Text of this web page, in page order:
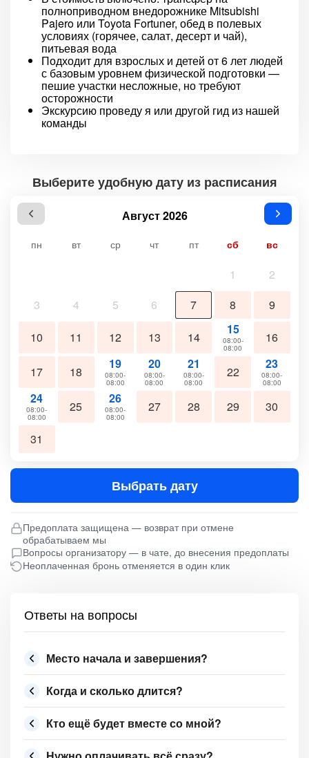
полноприводном внедорожнике Mitsubishi
Pajero или Toyota Fortuner, обед в полевых
условиях (горячее, салат, десерт и чай),
питьевая вода
Подходит для взрослых и детей от 6 лет людей
с базовым уровнем физической подготовки —
пешие участки несложные, но требуют
осторожности
Экскурсию проведу я или другой гид из нашей
команды
Выберите удобную дату из расписания
Август 2026
пн вт ср чт пт сб вс
1
2
3
4 5 6 7 8 9
10 11 12 13 14
15
08:00-
08:00
16
17 18
19
08:00-
08:00
20
08:00-
08:00
21
08:00-
08:00
22
23
08:00-
08:00
24
08:00-
08:00
25
26
08:00-
08:00
27 28 29 30
31
Выбрать дату
Предоплата защищена — возврат при отмене
обрабатываем мы
Вопросы организатору — в чате, до внесения предоплаты
Неоплаченная бронь отменяется в один клик
Ответы на вопросы
Место начала и завершения?
Когда и сколько длится?
Кто ещё будет вместе со мной?